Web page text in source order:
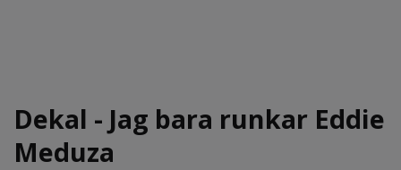
Dekal - Jag bara runkar Eddie
Meduza